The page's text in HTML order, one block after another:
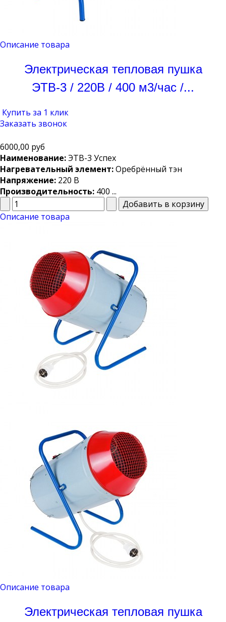
Описание товара
Электрическая тепловая пушка
ЭТВ-3 / 220В / 400 м3/час /...
Купить за 1 клик
Заказать звонок
6000,00 руб
Наименование:ЭТВ-3 Успех
Нагревательный элемент:Оребрённый тэн
Напряжение: 220 В
Производительность: 400 ...
Описание товара
Описание товара
Электрическая тепловая пушка